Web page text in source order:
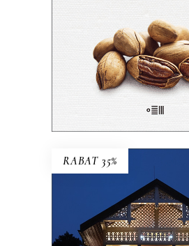
E-BOOK DO
57.00zł
RABAT 35%